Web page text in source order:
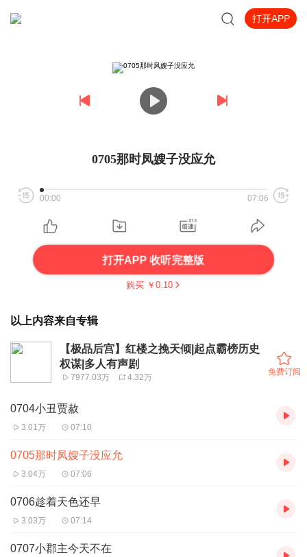
打开APP
0705那时凤嫂子没应允
00:00 07:06
打开APP 收听完整版
购买 ￥ 0.10
以上内容来自专辑
【极品后宫】红楼之挽天倾|起点霸榜历史
权谋|多人有声剧
7977.03万 4.32万
免费订阅
0704小丑贾赦
3.01万 07:10
0705那时凤嫂子没应允
3.04万 07:06
0706趁着天色还早
3.03万 07:14
0707小郡主今天不在